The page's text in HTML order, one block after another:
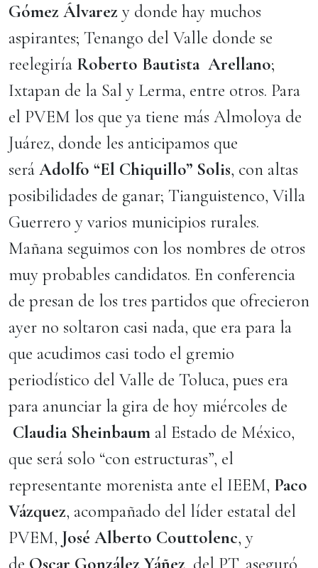
Gómez Álvarez y donde hay muchos
aspirantes; Tenango del Valle donde se
reelegiría Roberto Bautista Arellano;
Ixtapan de la Sal y Lerma, entre otros. Para
el PVEM los que ya tiene más Almoloya de
Juárez, donde les anticipamos que
será Adolfo “El Chiquillo” Solis, con altas
posibilidades de ganar; Tianguistenco, Villa
Guerrero y varios municipios rurales.
Mañana seguimos con los nombres de otros
muy probables candidatos. En conferencia
de presan de los tres partidos que ofrecieron
ayer no soltaron casi nada, que era para la
que acudimos casi todo el gremio
periodístico del Valle de Toluca, pues era
para anunciar la gira de hoy miércoles de
Claudia Sheinbaum al Estado de México,
que será solo “con estructuras”, el
representante morenista ante el IEEM, Paco
Vázquez, acompañado del líder estatal del
PVEM, José Alberto Couttolenc, y
de Oscar González Yáñez , del PT, aseguró